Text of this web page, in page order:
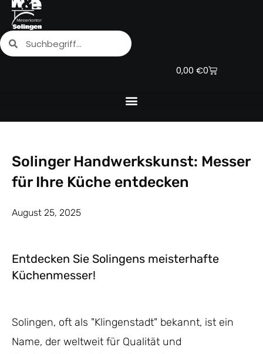
Zum
Inhalt
springen
SucheSuche
0,00 €0
Warenkorb
Solinger Handwerkskunst: Messer
für Ihre Küche entdecken
August 25, 2025
Entdecken Sie Solingens meisterhafte
Küchenmesser!
Solingen, oft als "Klingenstadt" bekannt, ist ein
Name, der weltweit für Qualität und